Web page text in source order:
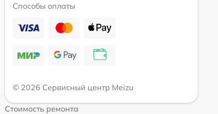
Способы оплаты
© 2026 Сервисный центр Meizu
Стоимость ремонта